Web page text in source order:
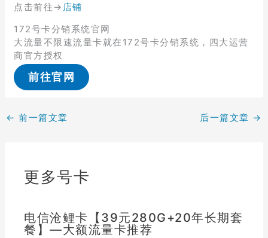
点击前往→ 店铺
172号卡分销系统官网
大流量不限速流量卡就在172号卡分销系统，四大运营
商官方授权
前往官网
← 前一篇文章 后一篇文章 →
更多号卡
电信沧鲤卡【39元280G+20年长期套
餐】—大额流量卡推荐